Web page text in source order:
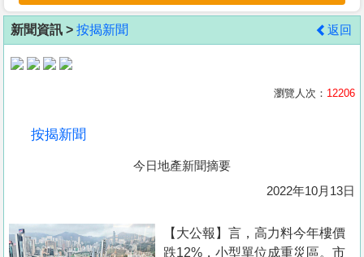
客
地
產
置
新聞資訊 > 按揭新聞 返回
瀏覽人次： 12206
按揭新聞
今日地產新聞摘要
2022年10月13日
【大公報】言， 高力料今年樓價
跌12%，小型單位成重災區。市